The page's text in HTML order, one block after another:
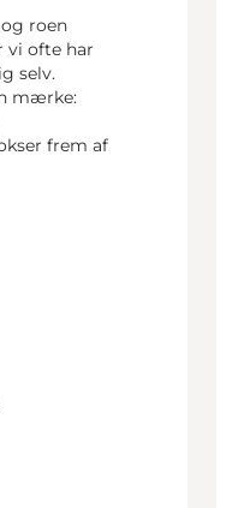
roen
vi ofte har
selv.
mærke:
frem af